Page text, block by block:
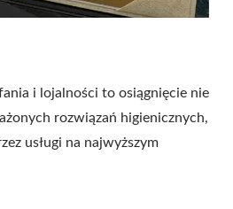
i lojalności to osiągnięcie nie
rozwiązań higienicznych,
usługi na najwyższym